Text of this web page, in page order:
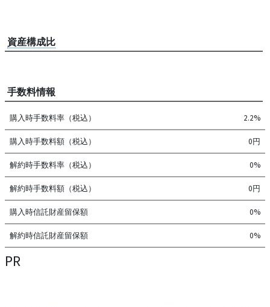
資産構成比
手数料情報
購入時手数料率（税込） 2.2%
購入時手数料額（税込） 0円
解約時手数料率（税込） 0%
解約時手数料額（税込） 0円
購入時信託財産留保額 0%
解約時信託財産留保額 0%
PR